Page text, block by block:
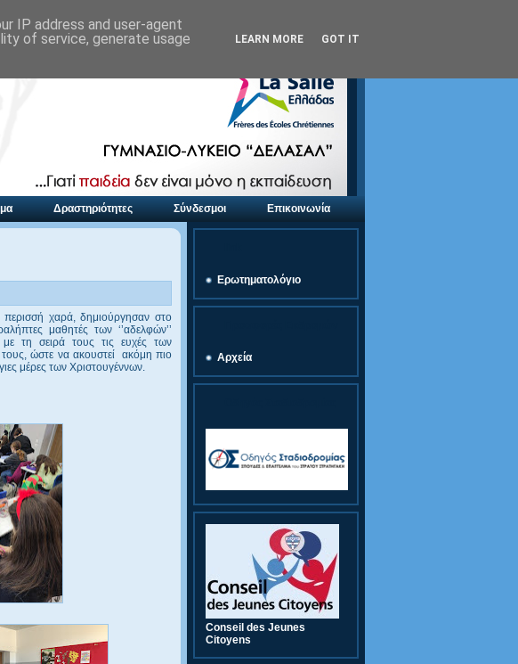
Δραστηριότητες Σύνδεσμοι Επικοινωνία
χαρά, δημιούργησαν στο
μαθητές των ‘’αδελφών’’
τη σειρά τους τις ευχές των
τους, ώστε να ακουστεί ακόμη πιο
μέρες των Χριστουγέννων.
Ερωτηματολόγιο
Αρχεία
Conseil des Jeunes
Citoyens
IP address and user-agent
of service, generate usage
LEARN MORE GOT IT